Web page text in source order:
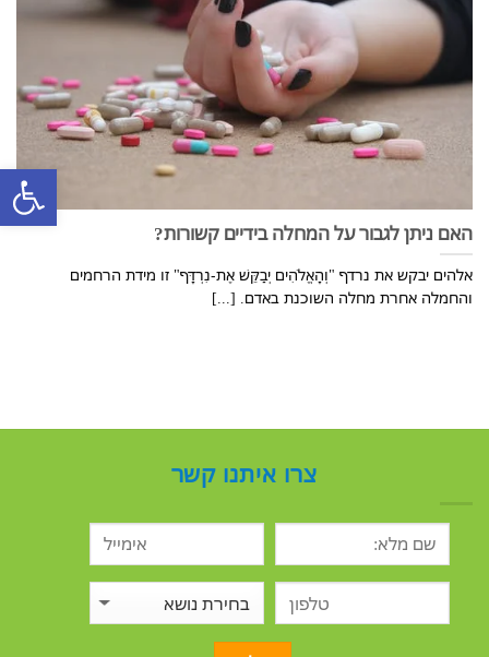
פתח
האם ניתן לגבור על המחלה בידיים קשורות?
אלהים יבקש את נרדף "וְהָאֱלֹהִים יְבַקֵּשׁ אֶת-נִרְדָּף" זו מידת הרחמים
והחמלה אחרת מחלה השוכנת באדם. [...]
צרו איתנו קשר